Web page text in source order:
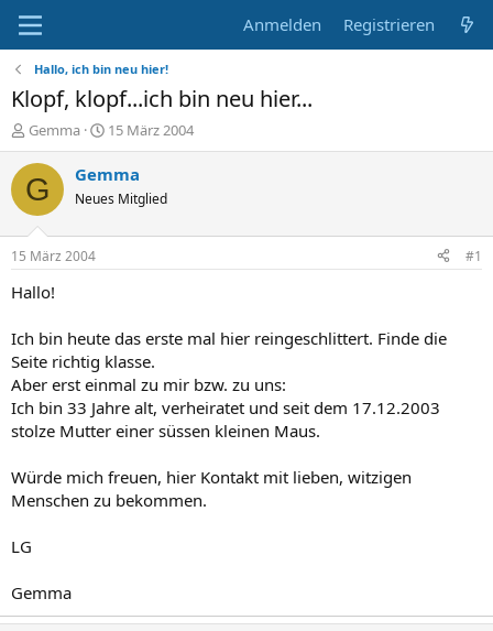
Anmelden Registrieren
Hallo, ich bin neu hier!
Klopf, klopf...ich bin neu hier...
E
r
s
t
e
r
Gemma
E
r
s
e
t
15 März 2004
G Gemma
Neues Mitglied
15 März 2004 #1
Hallo!
Ich bin heute das erste mal hier reingeschlittert. Finde die
Seite richtig klasse.
Aber erst einmal zu mir bzw. zu uns:
Ich bin 33 Jahre alt, verheiratet und seit dem 17.12.2003
stolze Mutter einer süssen kleinen Maus.
Würde mich freuen, hier Kontakt mit lieben, witzigen
Menschen zu bekommen.
LG
Gemma